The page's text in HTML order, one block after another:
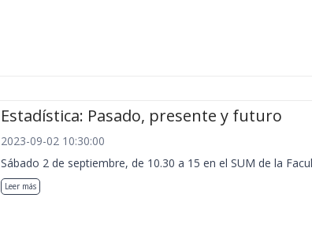
Estadística: Pasado, presente y futuro
2023-09-02 10:30:00
Sábado 2 de septiembre, de 10.30 a 15 en el SUM de la
Leer más